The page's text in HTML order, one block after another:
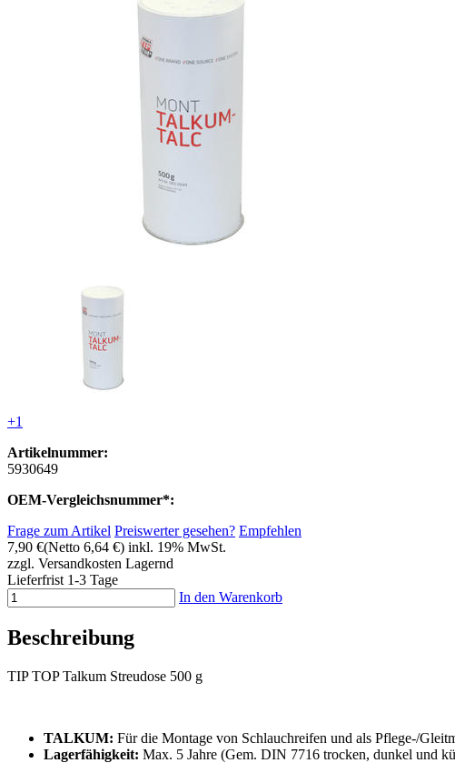
+1
Artikelnummer:
5930649
OEM-Vergleichsnummer*:
Frage zum Artikel Preiswerter gesehen? Empfehlen
7,90 €(Netto 6,64 €) inkl. 19% MwSt.
zzgl. Versandkosten Lagernd
Lieferfrist 1-3 Tage
In den Warenkorb
Beschreibung
TIP TOP Talkum Streudose 500 g
TALKUM: Für die Montage von Schlauchreifen und als Pflege-/
Lagerfähigkeit: Max. 5 Jahre (Gem. DIN 7716 trocken, dunkel und